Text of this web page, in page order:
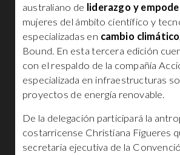
australiano de liderazgo y
mujeres del ámbito científico y
especializadas en cambio climático
Bound. En esta tercera edición
con el respaldo de la compañía
especializada en infraestructuras
proyectos de energía renovable.
De la delegación participará la
costarricense Christiana Figueres
secretaria ejecutiva de la